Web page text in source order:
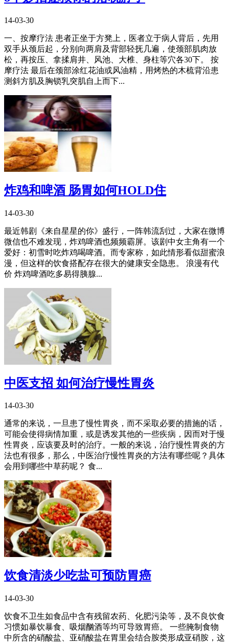
14-03-30
一、按摩疗法 患者正坐于方凳上，医者立于病人背后，先用
双手从颈后起，分别向两肩及背部轻抚几遍，使颈部肌肉放
松，再按压、拿揉肩井、风池、大椎、身柱等穴各30下。 按
摩疗法 最后在颈部涂红花油或风油精，用烤热的木梳背沿患
测斜方肌及胸锁乳突肌自上而下...
炸鸡和啤酒 肠胃如何HOLD住
14-03-30
最近韩剧《来自星星的你》盛行，一阵韩流刮过，大家在微博
微信也不难发现，炸鸡啤酒也频频霸屏。该剧中女主角有一个
爱好：初雪时吃炸鸡喝啤酒。而专家称，如此情形看似甜蜜浪
漫，但这样的饮食搭配存在很大的健康安全隐患。 浪漫有代
价 炸鸡啤酒吃多易得胰腺...
中医支招 如何治疗慢性胃炎
14-03-30
通常的来说，一旦患了慢性胃炎，而不采取必要的措施的话，
可能会使得病情加重，或是诱发其他的一些疾病，因而对于慢
性胃炎，应该要及时的治疗。一般的来说，治疗慢性胃炎的方
法也有很多，那么，中医治疗慢性胃炎的方法有哪些呢？具体
会用到哪些中草药呢？ 食...
饮食清淡少吃盐可预防胃癌
14-03-30
饮食不卫生如食品中含有残留农药、化肥污染等，及不良饮食
习惯如暴饮暴食、吸烟酗酒等均可导致胃癌。 一些腌制食物
中所含的硝酸盐、亚硝酸盐在胃里会结合胺类形成亚硝胺，这